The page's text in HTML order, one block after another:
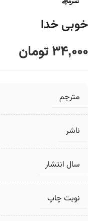
خوبی خدا
34,000تومان
مترجم
ناشر
سال انتشار
نوبت چاپ